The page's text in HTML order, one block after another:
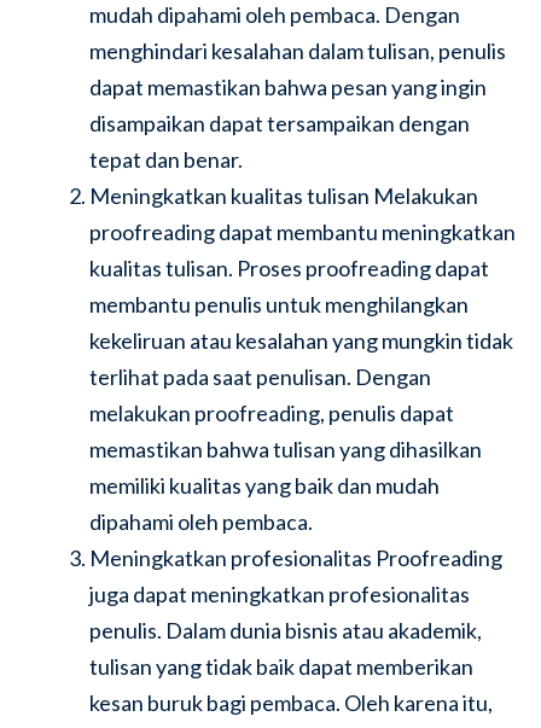
mudah dipahami oleh pembaca. Dengan
menghindari kesalahan dalam tulisan, penulis
dapat memastikan bahwa pesan yang ingin
disampaikan dapat tersampaikan dengan
tepat dan benar.
Meningkatkan kualitas tulisan Melakukan
proofreading dapat membantu meningkatkan
kualitas tulisan. Proses proofreading dapat
membantu penulis untuk menghilangkan
kekeliruan atau kesalahan yang mungkin tidak
terlihat pada saat penulisan. Dengan
melakukan proofreading, penulis dapat
memastikan bahwa tulisan yang dihasilkan
memiliki kualitas yang baik dan mudah
dipahami oleh pembaca.
Meningkatkan profesionalitas Proofreading
juga dapat meningkatkan profesionalitas
penulis. Dalam dunia bisnis atau akademik,
tulisan yang tidak baik dapat memberikan
kesan buruk bagi pembaca. Oleh karena itu,